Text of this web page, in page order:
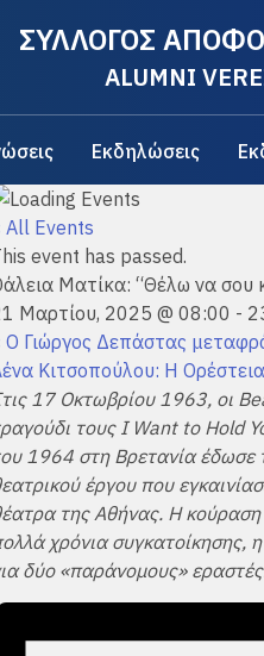
ΣΥΛΛΟΓΟΣ
ALUMNI
Εκδηλώσεις
All Events
event has passed.
Ματίκα: “Θέλω να σου
Μαρτίου, 2025 @ 08:00 -
Ο Γιώργος Δεπάστας
Κιτσοπούλου: Η
17 Οκτωβρίου 1963, οι
τους I Want to Hold
1964 στη Βρετανία έδωσε
έργου που
της Αθήνας. Η
χρόνια συγκατοίκησης, η
δύο «παράνομους»